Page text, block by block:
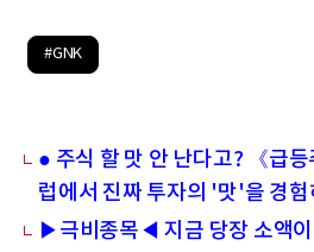
#GNK
● 주식 할 맛 안 난다고? 《급
럽에서 진짜 투자의 '맛'을 경
▶극비종목◀ 지금 당장 소액